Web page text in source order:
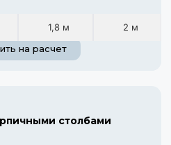
1,8 м
2 м
на расчет
столбами